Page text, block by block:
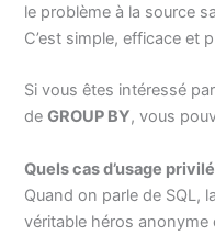
le problème à la source
C’est simple, efficace et
Si vous êtes intéressé
deGROUP BY, vous
Quels cas d’usage
Quand on parle de SQL,
véritable héros